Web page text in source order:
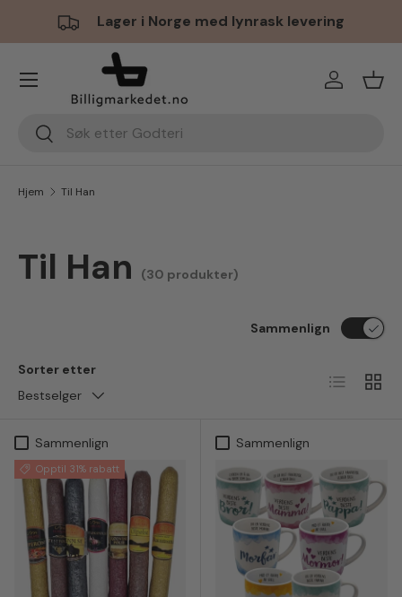
Hopp til innhold
Lager i Norge med lynrask levering
Søk
Søk
Logg inn
Meny
Hjem Til Han
Til Han (30 produkter)
Sorter etter
Bestselger
Sammenlign
Liste
Sammenlign
Opptil 31% rabatt
Sammenlign